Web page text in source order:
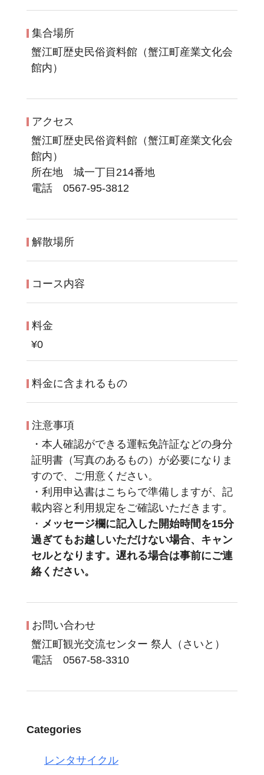
集合場所
蟹江町歴史民俗資料館（蟹江町産業文化会
館内）
アクセス
蟹江町歴史民俗資料館（蟹江町産業文化会
館内）
所在地 城一丁目214番地
電話 0567-95-3812
解散場所
コース内容
料金
¥0
料金に含まれるもの
注意事項
・本人確認ができる運転免許証などの身分
証明書（写真のあるもの）が必要になりま
すので、ご用意ください。
・利用申込書はこちらで準備しますが、記
載内容と利用規定をご確認いただきます。
・ メッセージ欄に記入した開始時間を15分
過ぎてもお越しいただけない場合、キャン
セルとなります。遅れる場合は事前にご連
絡ください。
お問い合わせ
蟹江町観光交流センター 祭人（さいと）
電話 0567-58-3310
Categories
レンタサイクル